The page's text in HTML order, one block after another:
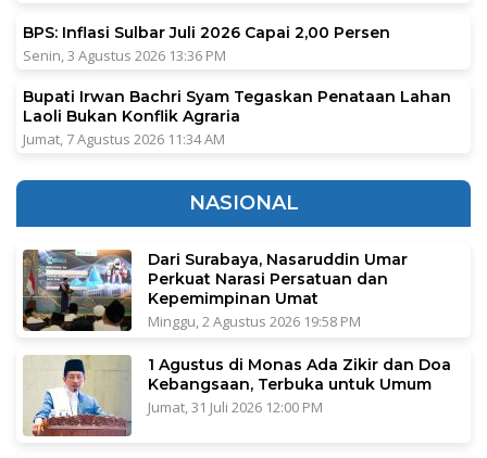
BPS: Inflasi Sulbar Juli 2026 Capai 2,00 Persen
Senin, 3 Agustus 2026 13:36 PM
Bupati Irwan Bachri Syam Tegaskan Penataan Lahan
Laoli Bukan Konflik Agraria
Jumat, 7 Agustus 2026 11:34 AM
NASIONAL
Dari Surabaya, Nasaruddin Umar
Perkuat Narasi Persatuan dan
Kepemimpinan Umat
Minggu, 2 Agustus 2026 19:58 PM
1 Agustus di Monas Ada Zikir dan Doa
Kebangsaan, Terbuka untuk Umum
Jumat, 31 Juli 2026 12:00 PM